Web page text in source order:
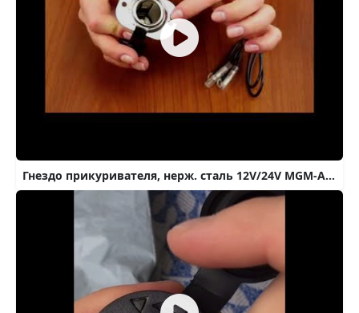
Гнездо прикуривателя, нерж. сталь 12V/24V MGM-AUTO